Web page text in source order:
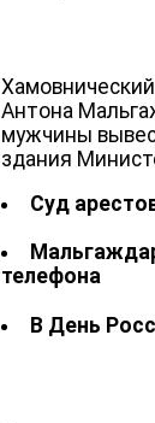
Антона
мужчины
здания
Суд
телефона
В День